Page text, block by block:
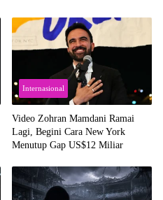
Internasional
Video Zohran Mamdani Ramai
Lagi, Begini Cara New York
Menutup Gap US$12 Miliar